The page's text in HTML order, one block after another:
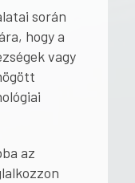
során
hogy a
vagy
az